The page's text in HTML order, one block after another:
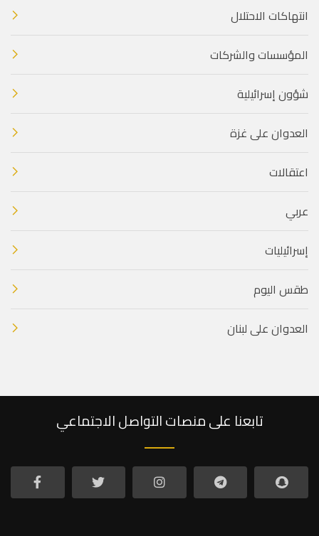
انتهاكات الاحتلال
المؤسسات والشركات
شؤون إسرائيلية
العدوان على غزة
اعتقالات
عربي
إسرائيليات
طقس اليوم
العدوان على لبنان
تابعنا على منصات التواصل الاجتماعي